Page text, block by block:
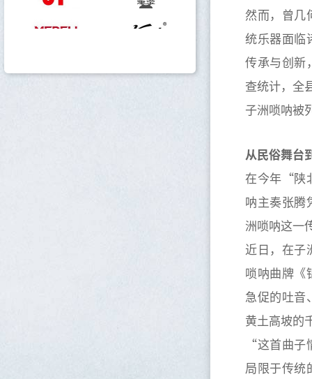
然而，曾几
统乐器面临
传承与创
查统计，全
子洲唢呐被
从民俗舞台
在今年“陕
呐主奏张腾
洲唢呐这一
近日，在子
唢呐曲牌《
急促的吐
黄土高坡的
“这首曲子
局限于传统